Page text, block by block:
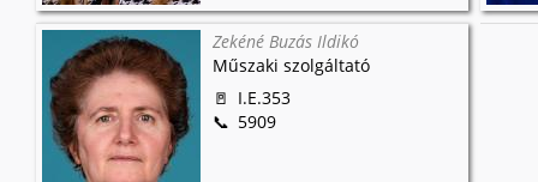
Zekéné Buzás Ildikó
Műszaki szolgáltató
I.E.353
5909